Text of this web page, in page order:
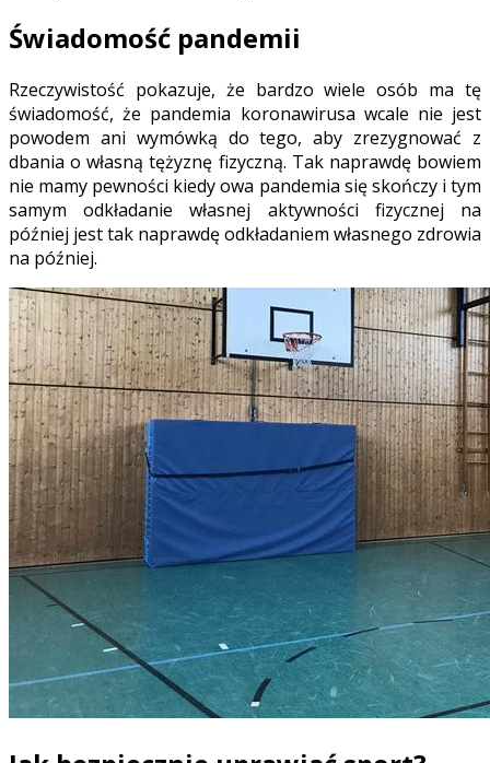
Świadomość pandemii
Rzeczywistość pokazuje, że bardzo wiele osób ma tę
świadomość, że pandemia koronawirusa wcale nie jest
powodem ani wymówką do tego, aby zrezygnować z
dbania o własną tężyznę fizyczną. Tak naprawdę bowiem
nie mamy pewności kiedy owa pandemia się skończy i tym
samym odkładanie własnej aktywności fizycznej na
później jest tak naprawdę odkładaniem własnego zdrowia
na później.